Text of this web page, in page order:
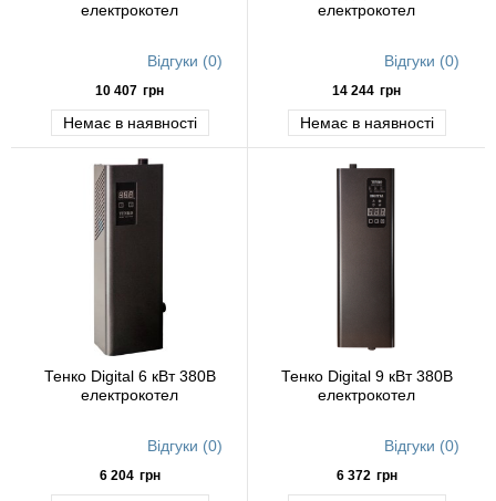
електрокотел
Відгуки (0)
10 407 грн
Немає в наявності
електрокотел
Відгуки (0)
14 244 грн
Немає в наявності
Тенко Digital 6 кВт 380В
електрокотел
Відгуки (0)
6 204 грн
Тенко Digital 9 кВт 380В
електрокотел
Відгуки (0)
6 372 грн